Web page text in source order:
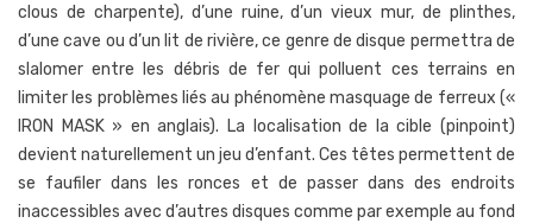
clous de charpente), d’une ruine, d’un vieux mur, de plinthes,
d’une cave ou d’un lit de rivière, ce genre de disque permettra de
slalomer entre les débris de fer qui polluent ces terrains en
limiter les problèmes liés au phénomène masquage de ferreux («
IRON MASK » en anglais). La localisation de la cible (pinpoint)
devient naturellement un jeu d’enfant. Ces têtes permettent de
se faufiler dans les ronces et de passer dans des endroits
inaccessibles avec d’autres disques comme par exemple au fond